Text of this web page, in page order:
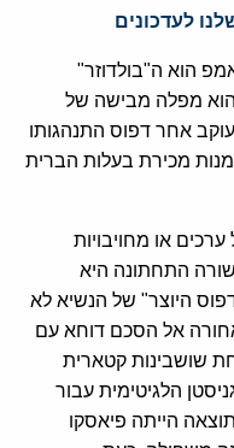
לעדכונים
הוא ה"בולדוזר"
מפלה מבישה של
אחר דפוס התנהגותו
מכירת בעלות הברית
או מחויבויות
התחתונה היא
היוצר" של הנשיא לא
אל הסכם דוחא עם
גם שם, תחת שושבינות קטארית
הלגיטימית עבור
הייתה פיאסקו